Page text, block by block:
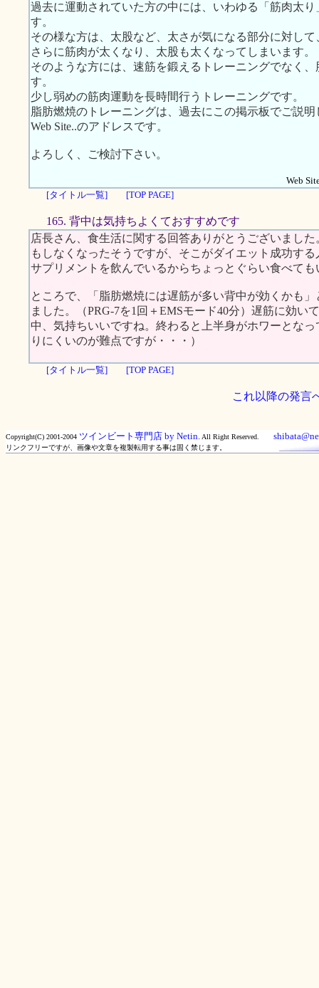
過去に運動されていた方の中には、いわゆる「筋肉太
す。
その様な方は、太股など、太さが気になる部分に対し
さらに筋肉が太くなり、太股も太くなってしまいます。
そのような方には、速筋を鍛えるトレーニングでなく
す。
少し弱めの筋肉運動を長時間行うトレーニングです。
脂肪燃焼のトレーニングは、過去にこの掲示板でご説
Web Site..のアドレスです。
よろしく、ご検討下さい。
Web
[タイトル一覧]
[TOP PAGE]
165. 背中は気持ちよくておすすめです
店長さん、食生活に関する回答ありがとうございまし
もしなくなったそうですが、そこがダイエット成功す
サプリメントを飲んでいるからちょっとぐらい食べて
ところで、「脂肪燃焼には遅筋が多い背中が効くかも
ました。（PRG-7を1回＋EMSモード40分）遅筋に効い
中、気持ちいいですね。終わると上半身がホワーとな
りにくいのが難点ですが・・・）
[タイトル一覧] [TOP PAGE]
これ以降の発言
Copyright(C) 2001-2004 ツインビート専門店 by Netin. All Right Reserved.
リンクフリーですが、画像や文章を複製転用する事は固く禁じます。